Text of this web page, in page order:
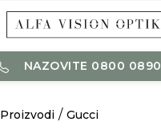
NAZOVITE 0800 0890
Proizvodi Gucci